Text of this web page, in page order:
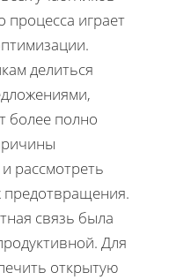
процесса играет
делиться
более полно
рассмотреть
предотвращения.
связь была
Для
открытую